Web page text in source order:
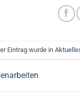
Eintrag wurde in